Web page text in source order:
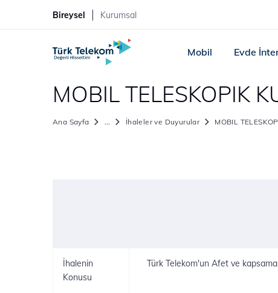
Bireysel Kurumsal
Mobil Evde
MOBIL TELESKOPIK
Ana Sayfa ... İhaleler ve Duyurular MOBIL
İhalenin
Konusu
Türk Telekom'un Afet ve